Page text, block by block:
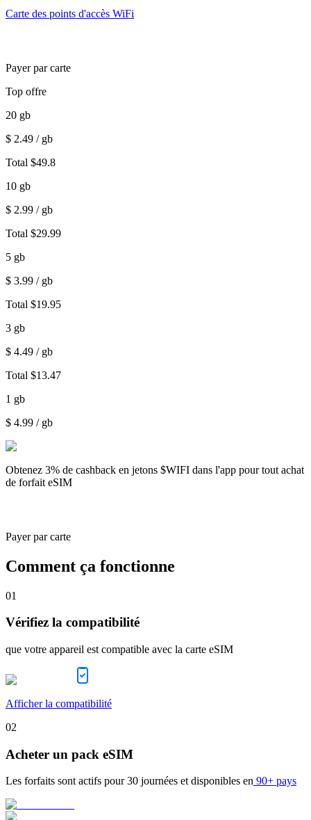
Carte des points d'accès WiFi
Payer par carte
Top offre
20 gb
$ 2.49 / gb
Total $49.8
10 gb
$ 2.99 / gb
Total $29.99
5 gb
$ 3.99 / gb
Total $19.95
3 gb
$ 4.49 / gb
Total $13.47
1 gb
$ 4.99 / gb
Obtenez 3% de cashback en jetons $WIFI dans l'app pour tout achat
de forfait eSIM
Payer par carte
Comment ça fonctionne
01
Vérifiez la compatibilité
que votre appareil est compatible avec la carte eSIM
Afficher la compatibilité
02
Acheter un pack eSIM
Les forfaits sont actifs pour 30 journées et disponibles en 90+ pays